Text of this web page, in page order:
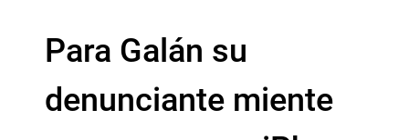
Para Galán su
denunciante miente